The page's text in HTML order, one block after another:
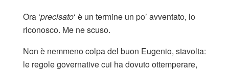
Ora ‘precisato‘ è un termine un po’ avventato, lo
riconosco. Me ne scuso.
Non è nemmeno colpa del buon Eugenio, stavolta:
le regole governative cui ha dovuto ottemperare,